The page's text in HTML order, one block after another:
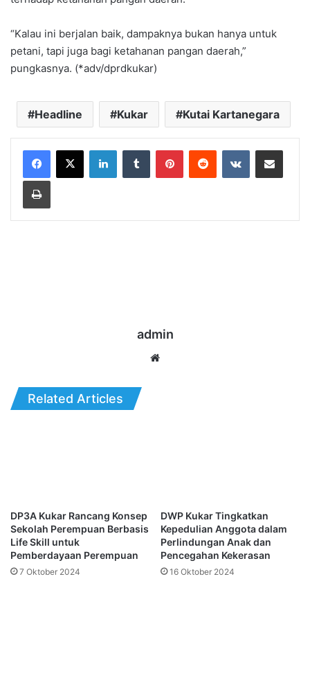
“Kalau ini berjalan baik, dampaknya bukan hanya untuk
petani, tapi juga bagi ketahanan pangan daerah,”
pungkasnya. (*adv/dprdkukar)
Headline Kukar Kutai Kartanegara
LinkedInTumblr PinterestReddit VKontakteShare via Email
Print
admin
Related Articles
DP3A Kukar Rancang Konsep
Sekolah Perempuan Berbasis
Life Skill untuk
Pemberdayaan Perempuan
7 Oktober 2024
DWP Kukar Tingkatkan
Kepedulian Anggota dalam
Perlindungan Anak dan
Pencegahan Kekerasan
16 Oktober 2024